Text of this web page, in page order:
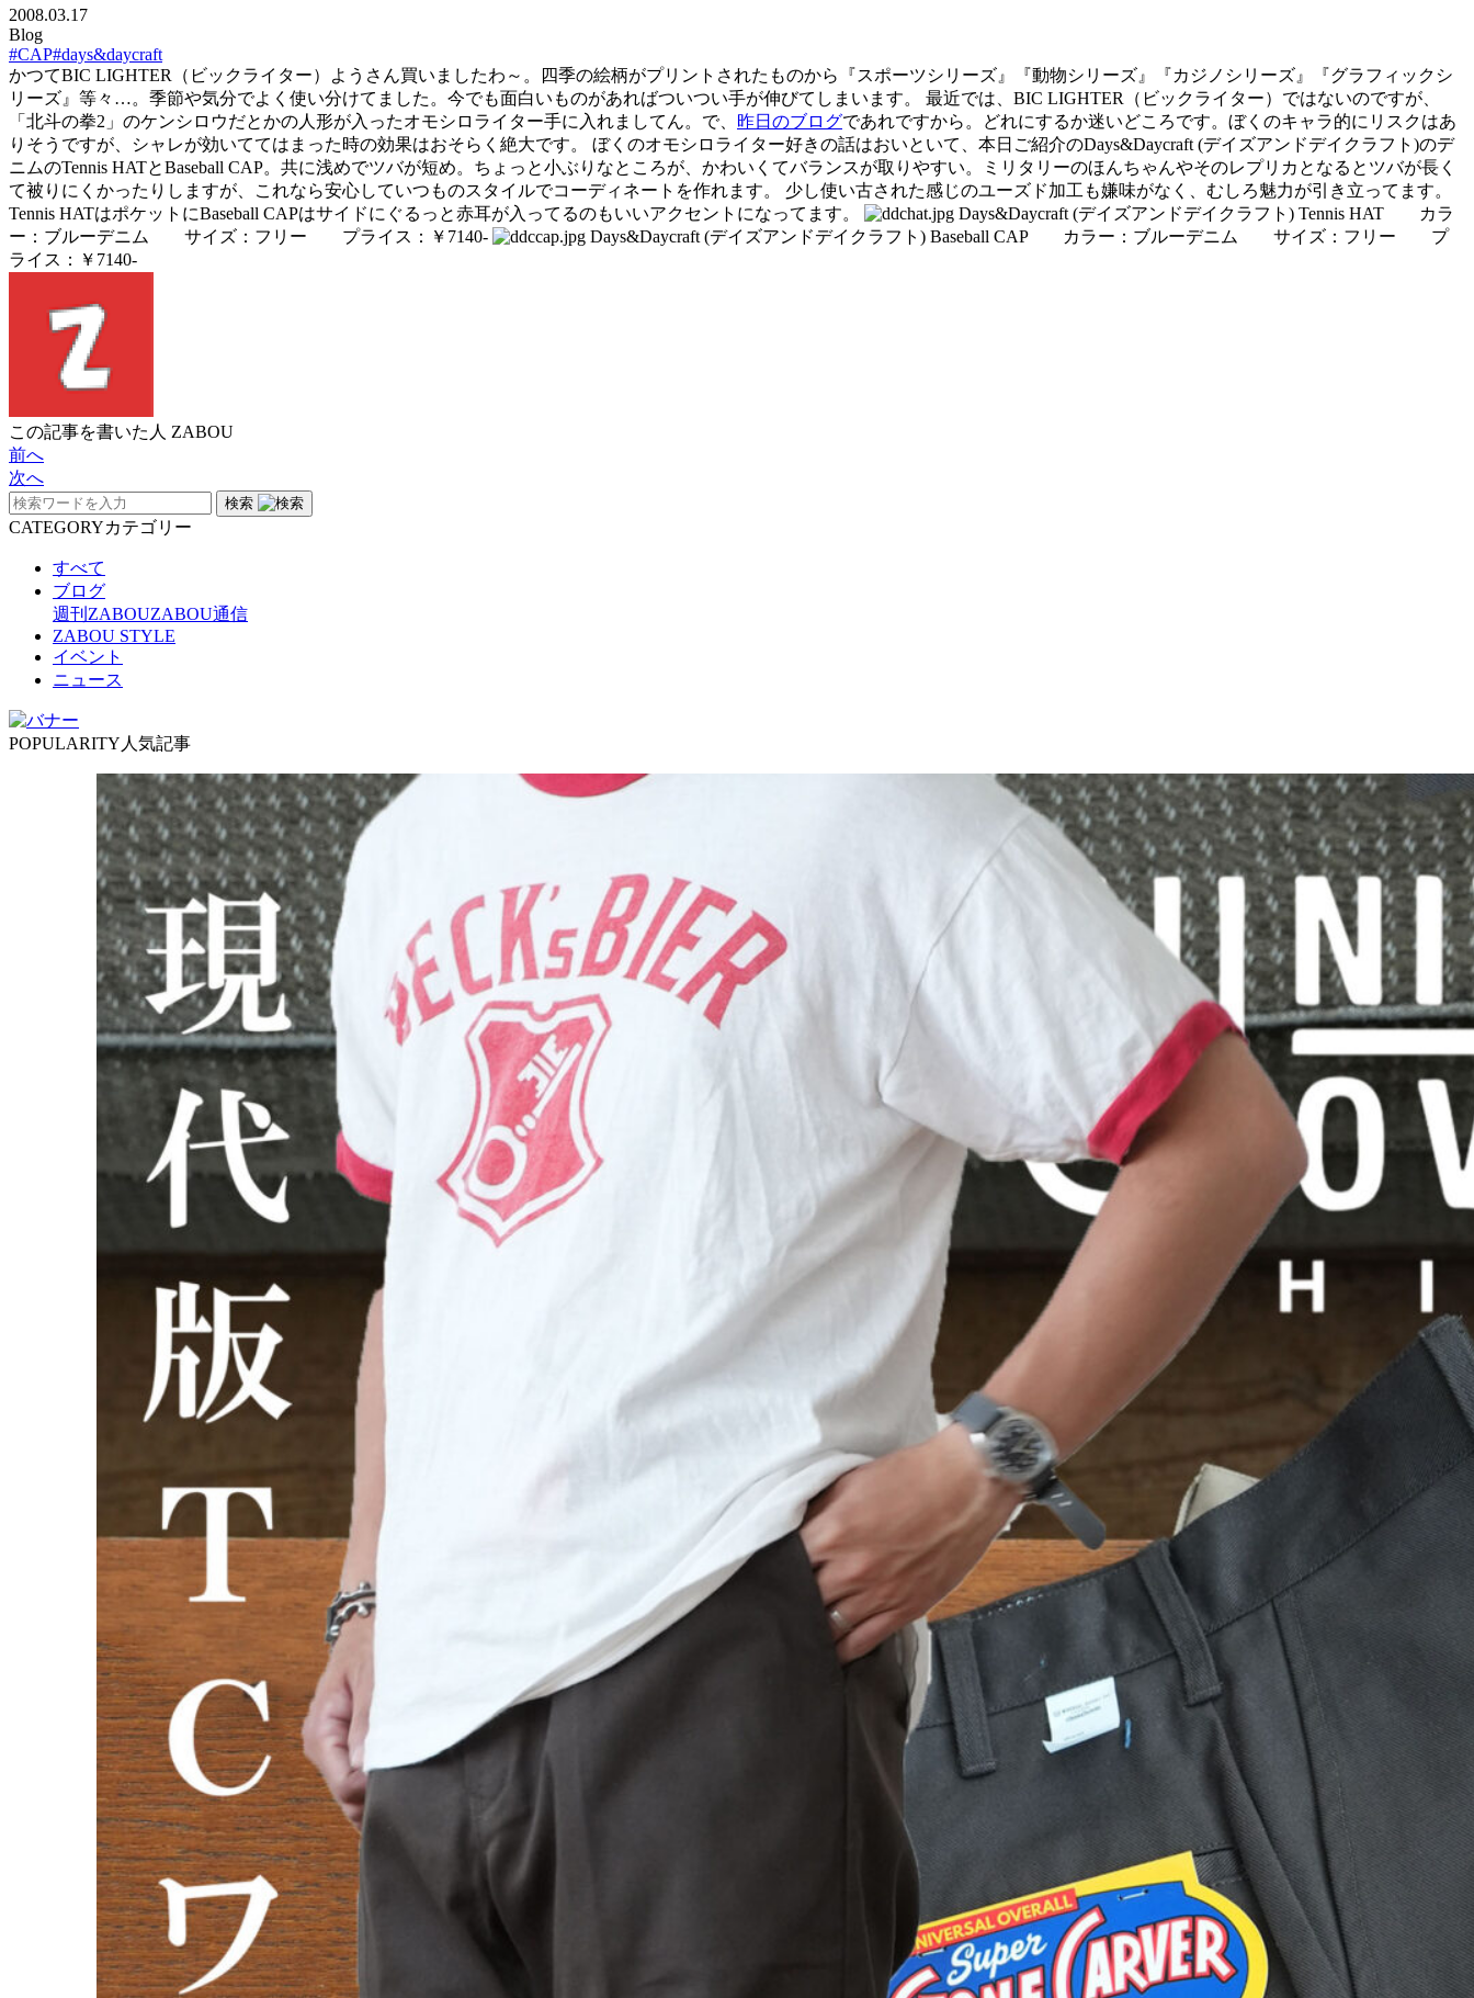
2008.03.17
Blog
#CAP#days&daycraft
かつてBIC LIGHTER（ビックライター）ようさん買いましたわ～。四季の絵柄がプリントされたものから『スポーツシリーズ』『動物シリーズ』『カジノシリーズ』『グラフィックシ
リーズ』等々…。季節や気分でよく使い分けてました。今でも面白いものがあればついつい手が伸びてしまいます。 最近では、BIC LIGHTER（ビックライター）ではないのですが、
「北斗の拳2」のケンシロウだとかの人形が入ったオモシロライター手に入れましてん。で、 昨日のブログであれですから。どれにするか迷いどころです。ぼくのキャラ的にリスクはあ
りそうですが、シャレが効いててはまった時の効果はおそらく絶大です。 ぼくのオモシロライター好きの話はおいといて、本日ご紹介のDays&Daycraft (デイズアンドデイクラフト)のデ
ニムのTennis HATとBaseball CAP。共に浅めでツバが短め。ちょっと小ぶりなところが、かわいくてバランスが取りやすい。ミリタリーのほんちゃんやそのレプリカとなるとツバが長く
て被りにくかったりしますが、これなら安心していつものスタイルでコーディネートを作れます。 少し使い古された感じのユーズド加工も嫌味がなく、むしろ魅力が引き立ってます。
Tennis HATはポケットにBaseball CAPはサイドにぐるっと赤耳が入ってるのもいいアクセントになってます。
Days&Daycraft (デイズアンドデイクラフト) Tennis HAT カラ
ー：ブルーデニム サイズ：フリー プライス：￥7140-
Days&Daycraft (デイズアンドデイクラフト) Baseball CAP カラー：ブルーデニム サイズ：フリー プ
ライス：￥7140-
この記事を書いた人 ZABOU
前へ
次へ
検索
CATEGORYカテゴリー
すべて
ブログ
週刊ZABOUZABOU通信
ZABOU STYLE
イベント
ニュース
POPULARITY 人気記事